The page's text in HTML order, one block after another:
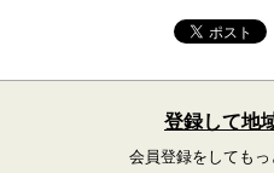
登録して地
会員登録をしてもっ